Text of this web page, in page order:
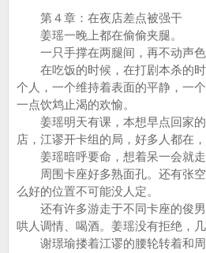
第４章：在夜店差点被强干
姜瑶一晚上都在偷偷夹腿。
一只手撑在两腿间，再不动声色
在吃饭的时候，在打剧本杀的时
个人，一个维持着表面的平静，一
一点饮鸩止渴的欢愉。
姜瑶明天有课，本想早点回家的
店，江谬开卡组的局，好多人都在，
姜瑶暗呼要命，想着呆一会就走
周围卡座好多熟面孔。还有张空
么好的位置不可能没人定。
还有许多游走于不同卡座的俊男
哄人调情、喝酒。姜瑶没有拒绝，
谢璟瑜搂着江谬的腰轮转着和周